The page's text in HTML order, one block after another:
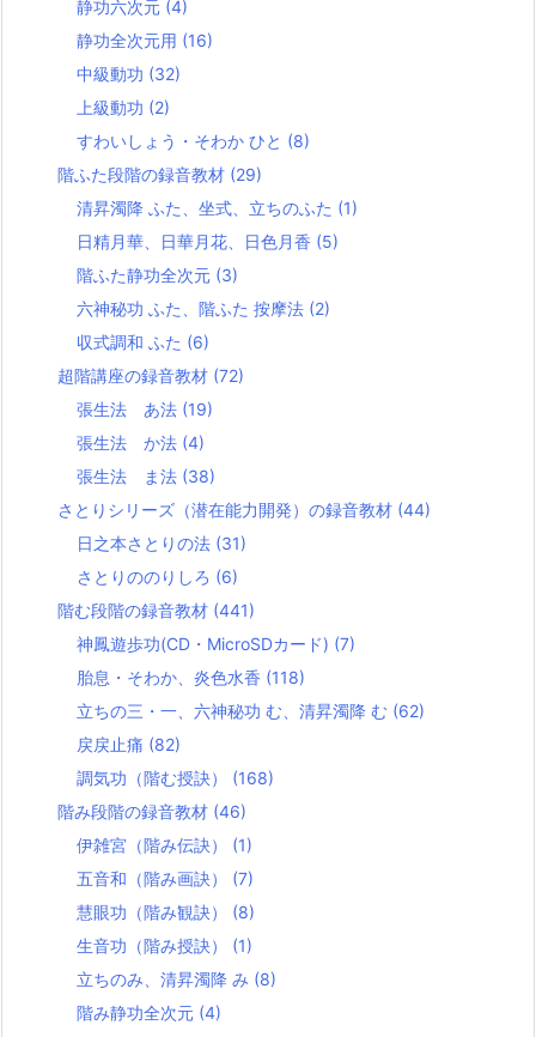
静功六次元 (4)
静功全次元用 (16)
中級動功 (32)
上級動功 (2)
すわいしょう・そわか ひと (8)
階ふた段階の録音教材 (29)
清昇濁降 ふた、坐式、立ちのふた (1)
日精月華、日華月花、日色月香 (5)
階ふた静功全次元 (3)
六神秘功 ふた、階ふた 按摩法 (2)
収式調和 ふた (6)
超階講座の録音教材 (72)
張生法 あ法 (19)
張生法 か法 (4)
張生法 ま法 (38)
さとりシリーズ（潜在能力開発）の録音教材 (44)
日之本さとりの法 (31)
さとりののりしろ (6)
階む段階の録音教材 (441)
神鳳遊歩功(CD・MicroSDカード) (7)
胎息・そわか、炎色水香 (118)
立ちの三・一、六神秘功 む、清昇濁降 む (62)
戻戻止痛 (82)
調気功（階む授訣） (168)
階み段階の録音教材 (46)
伊雑宮（階み伝訣） (1)
五音和（階み画訣） (7)
慧眼功（階み観訣） (8)
生音功（階み授訣） (1)
立ちのみ、清昇濁降 み (8)
階み静功全次元 (4)